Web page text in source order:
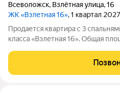
Всеволожск, Взлётная улица,16
ЖК «Взлетная 16», 1 квартал 2027
Продается квартира с 3
класса «Взлетная 16». Общая
кухню-гостиную с двумя
16 м2 со своим сан. узлом